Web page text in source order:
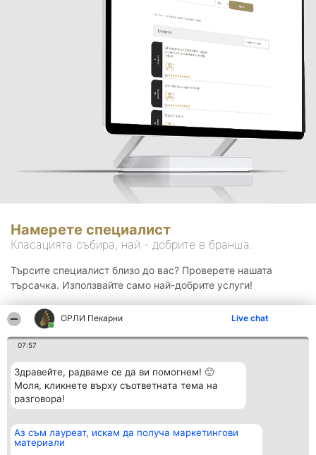
ОРЛИ Пекарни Live chat
07:57
Здравейте, радваме се да ви помогнем! 🙂
Моля, кликнете върху съответната тема на
разговора!
Аз съм лауреат, искам да получа маркетингови
материали
Намерете специалист
Класацията събира, най - добрите в бранша.
Търсите специалист близо до вас? Проверете нашата
търсачка. Използвайте само най-добрите услуги!
Организатор на
класиране
Класация Контакти